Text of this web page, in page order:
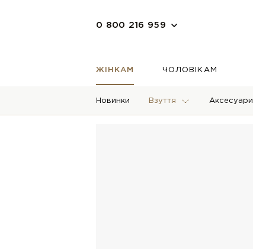
0 800 216 959
ЖІНКАМ ЧОЛОВІКАМ
Новинки Взуття Аксесуари